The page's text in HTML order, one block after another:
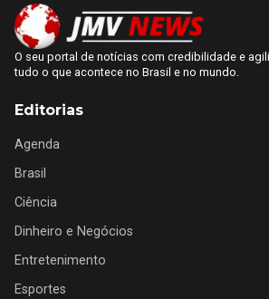
O seu portal de notícias com credibilidade e
tudo o que acontece no Brasil e no mundo.
Editorias
Agenda
Brasil
Ciência
Dinheiro e Negócios
Entretenimento
Esportes